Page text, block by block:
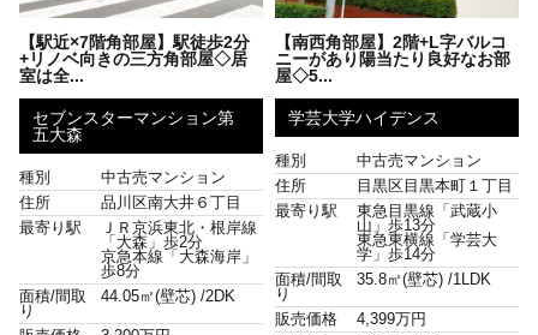
【駅近×7階角部屋】駅徒歩2分
+リノベ向きの三方角部屋◇居
室は全...
セブンスターマンション第
五大森
種別
中古売マンション
住所
品川区南大井６丁目
最寄り駅
ＪＲ京浜東北・根岸線
「大森」歩2分
京急本線「大森海岸」
歩8分
面積/間取
り
44.05㎡(壁芯) /2DK
【南西角部屋】2階+L字バルコ
ニーがあり陽当たり良好なお部
屋◇5...
学芸大学ハイデンス
種別
中古売マンション
住所
目黒区目黒本町１丁目
最寄り駅
東急目黒線「武蔵小
山」歩13分
東急東横線「学芸大
学」歩14分
面積/間取
り
35.8㎡(壁芯) /1LDK
販売価格
4,399万円